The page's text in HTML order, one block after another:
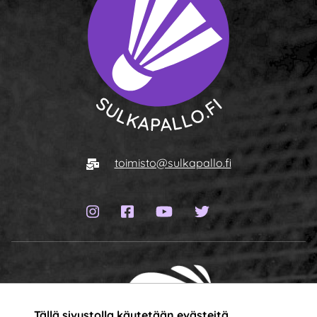
Sähköposti
toimisto@sulkapallo.fi
Instagram-sivu
Facebook-sivu
YouTube-kanava
Twitter-sivu